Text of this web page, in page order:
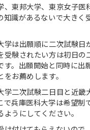
、東邦大学、東京女子医
知識があるないで大きく
学は出願順に二次試験日
受験されたい方は初日の
す。出願開始と同時に出
お薦めします。
学二次試験二日目と近畿
で兵庫医科大学は希望制
うにしてください。